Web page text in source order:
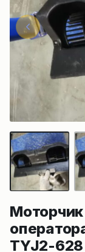
TYJ2-628